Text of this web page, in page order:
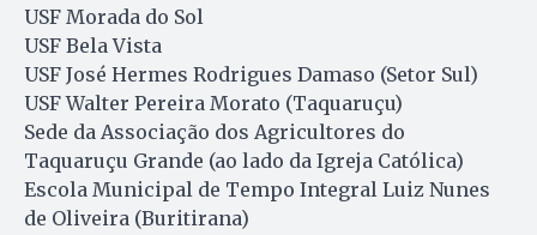
USF Morada do Sol
USF Bela Vista
USF José Hermes Rodrigues Damaso (Setor Sul)
USF Walter Pereira Morato (Taquaruçu)
Sede da Associação dos Agricultores do
Taquaruçu Grande (ao lado da Igreja Católica)
Escola Municipal de Tempo Integral Luiz Nunes
de Oliveira (Buritirana)